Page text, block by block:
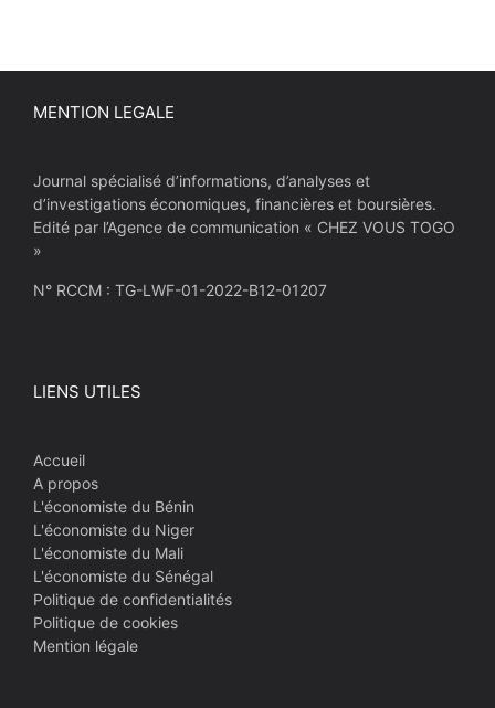
MENTION LEGALE
Journal spécialisé d’informations, d’analyses et
d’investigations économiques, financières et boursières.
Edité par l’Agence de communication « CHEZ VOUS TOGO
»
N° RCCM : TG-LWF-01-2022-B12-01207
LIENS UTILES
Accueil
A propos
L'économiste du Bénin
L'économiste du Niger
L'économiste du Mali
L'économiste du Sénégal
Politique de confidentialités
Politique de cookies
Mention légale